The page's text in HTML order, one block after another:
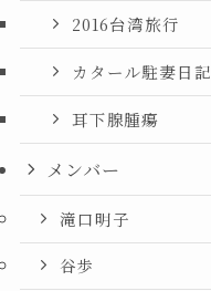
2016台湾旅行
カタール駐妻日記
耳下腺腫瘍
メンバー
滝口明子
谷歩